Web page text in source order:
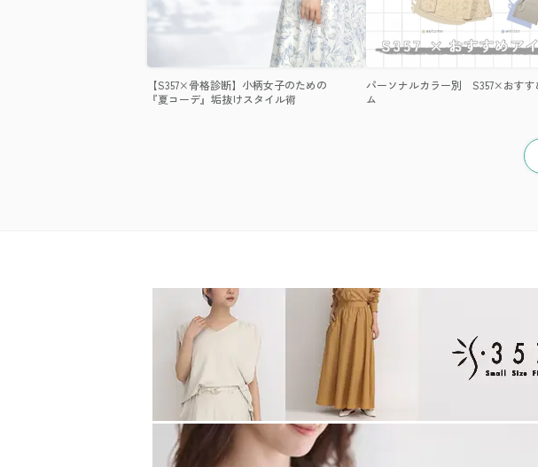
【S357×骨格診断】小柄女子のための
『夏コーデ』垢抜けスタイル術
パーソナルカラー別 S357×おすす
ム